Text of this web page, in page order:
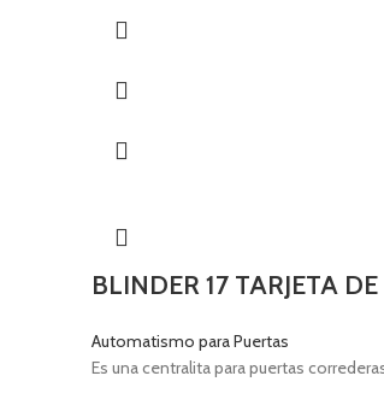
BLINDER 17 TARJETA
Automatismo para Puertas
Es una centralita para puertas